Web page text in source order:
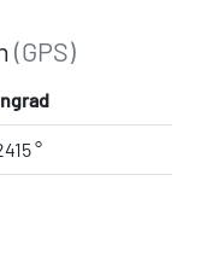
(GPS)
°